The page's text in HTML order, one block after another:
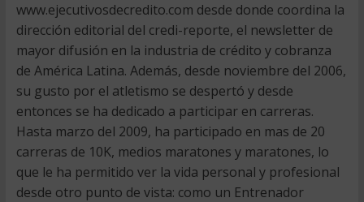
www.ejecutivosdecredito.com desde donde coordina la
dirección editorial del credi-reporte, el newsletter de
mayor difusión en la industria de crédito y cobranza
de América Latina. Además, desde noviembre del 2006,
su gusto por el atletismo se despertó y desde
entonces se ha dedicado a participar en carreras.
Hasta marzo del 2009, ha participado en mas de 20
carreras de 10K, medios maratones y maratones, lo
que le ha permitido ver la vida personal y profesional
desde otro punto de vista: como un Entrenador